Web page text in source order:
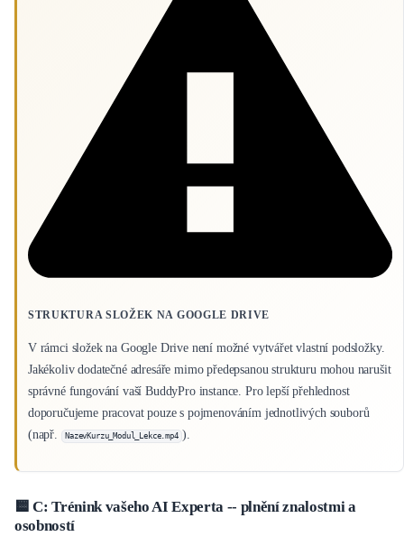
STRUKTURA SLOŽEK NA GOOGLE DRIVE
V rámci složek na Google Drive není možné vytvářet vlastní podsložky.
Jakékoliv dodatečné adresáře mimo předepsanou strukturu mohou narušit
správné fungování vaší BuddyPro instance. Pro lepší přehlednost
doporučujeme pracovat pouze s pojmenováním jednotlivých souborů
(např.
NazevKurzu_Modul_Lekce.mp4 ).
🟨 C: Trénink vašeho AI Experta -- plnění znalostmi a
osobností